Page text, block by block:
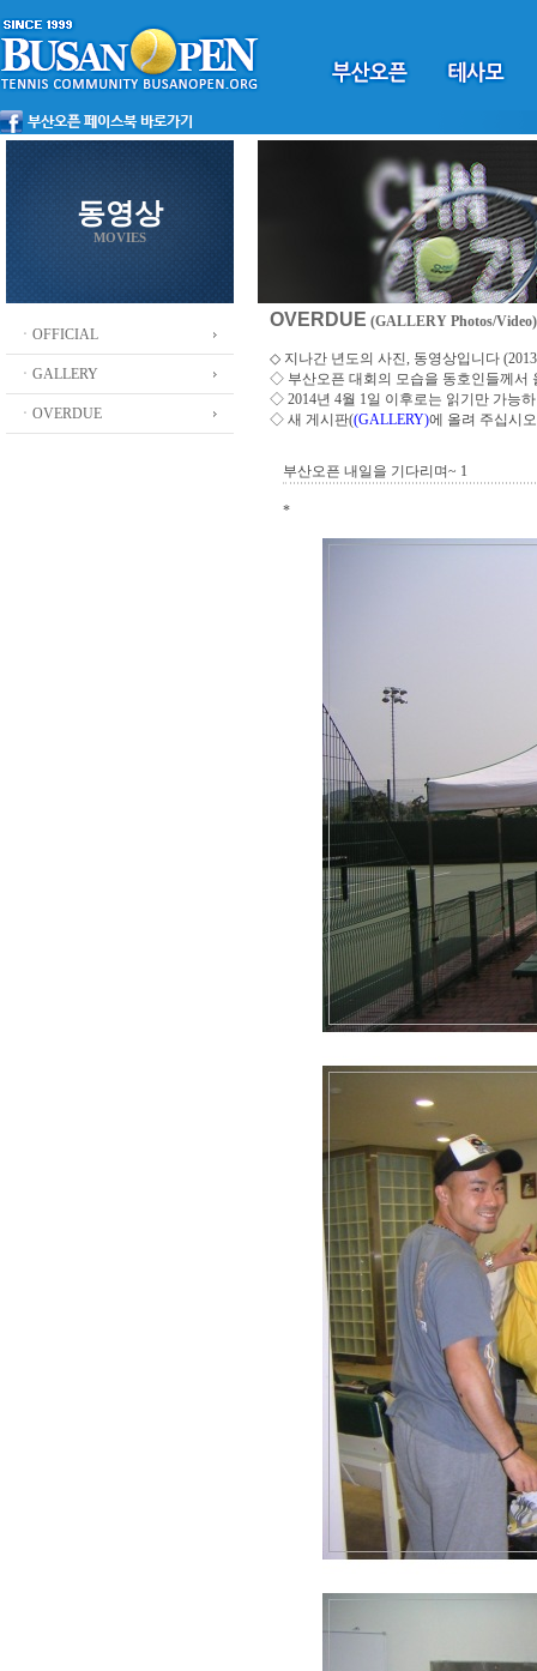
동영상
MOVIES
ㆍOFFICIAL
ㆍGALLERY
ㆍOVERDUE
OVERDUE (GALLERY Photos/Video)
◇ 지나간 년도의 사진, 동영상입니다
◇ 부산오픈 대회의 모습을 동호인들께서
◇ 2014년 4월 1일 이후로는 읽기만 가능
◇ 새 게시판((GALLERY)에 올려 주십시오
부산오픈 내일을 기다리며~ 1
*